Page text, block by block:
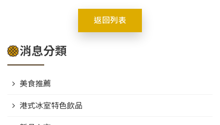
返回列表
消息分類
美食推薦
港式冰室特色飲品